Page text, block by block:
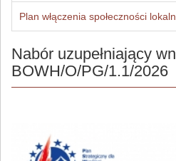
Plan włączenia społeczności
Nabór uzupełniający
BOWH/O/PG/1.1/2026